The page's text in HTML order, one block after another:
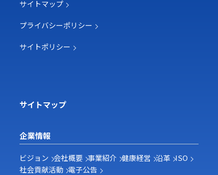
サイトマップ
プライバシーポリシー
サイトポリシー
サイトマップ
企業情報
ビジョン 会社概要 事業紹介 健康経営 沿革 ISO
社会貢献活動 電子公告